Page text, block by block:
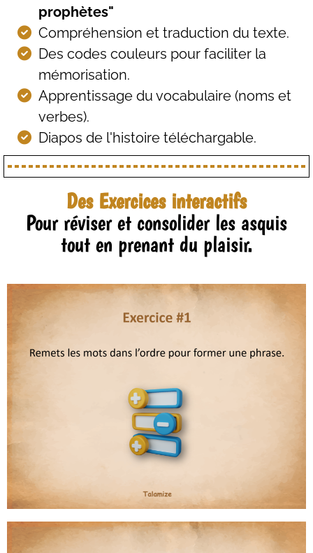
prophètes"
Compréhension et traduction du texte.
Des codes couleurs pour faciliter la
mémorisation.
Apprentissage du vocabulaire (noms et
verbes).
Diapos de l'histoire téléchargable.
Des Exercices interactifs
Pour réviser et consolider les asquis
tout en prenant du plaisir.